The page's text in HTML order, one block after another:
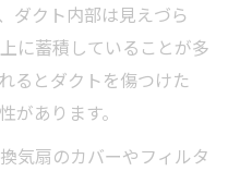
ダクト内部は見えづら
に蓄積していることが多
るとダクトを傷つけた
があります。
気扇のカバーやフィルタ